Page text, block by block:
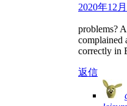
2020年12
problems?
complained
correctly in
返信